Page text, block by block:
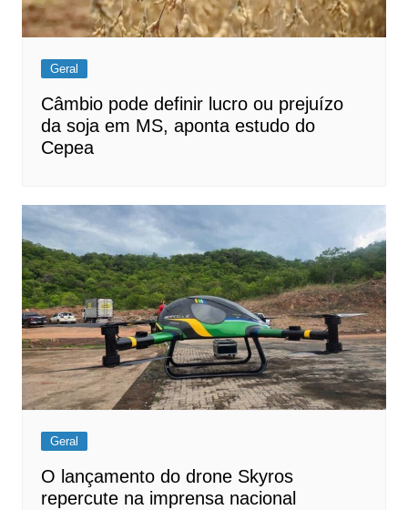
Geral
Câmbio pode definir lucro ou prejuízo
da soja em MS, aponta estudo do
Cepea
Geral
O lançamento do drone Skyros
repercute na imprensa nacional